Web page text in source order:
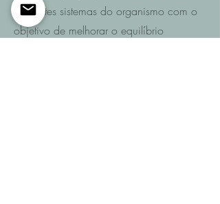
diferentes sistemas do organismo com o
objetivo de melhorar o equilíbrio